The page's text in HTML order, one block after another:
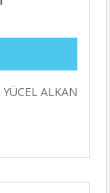
ALKAN